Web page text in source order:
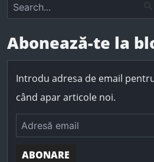
c
h
Abonează-te la
Introdu adresa de email
când apar articole noi.
ABONARE